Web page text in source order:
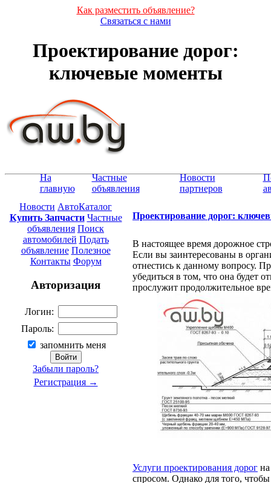
Как разместить объявление?
Связаться с нами
Проектирование дорог:
ключевые моменты
На
главную
Частные
объявления
Новости
партнеров
Новости АвтоКаталог
Купить Запчасти Частные
объявления Поиск
автомобилей Подать
объявление Полезное
Контакты Форум
Авторизация
Логин:
Пароль:
запомнить меня
Забыли пароль?
Регистрация →
Проектирование дорог:
В настоящее время дорожное
Если вы заинтересованы в
отнестись к данному вопросу.
убедиться в том, что она будет
прослужит продолжительное
Услуги проектирования дорог
спросом. Однако для того,